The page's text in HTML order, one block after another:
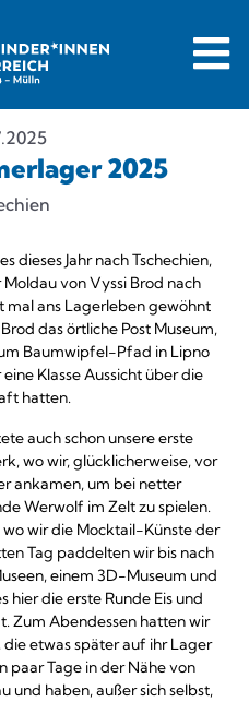
2025
dieses Jahr nach Tschechien,
von Vyssi Brod nach
mal ans Lagerleben gewöhnt
das örtliche Post Museum,
Baumwipfel-Pfad in Lipno
Klasse Aussicht über die
hatten.
auch schon unsere erste
wo wir, glücklicherweise, vor
ankamen, um bei netter
Werwolf im Zelt zu spielen.
wir die Mocktail-Künste der
Tag paddelten wir bis nach
einem 3D-Museum und
hier die erste Runde Eis und
Zum Abendessen hatten wir
die etwas später auf ihr Lager
paar Tage in der Nähe von
und haben, außer sich selbst,